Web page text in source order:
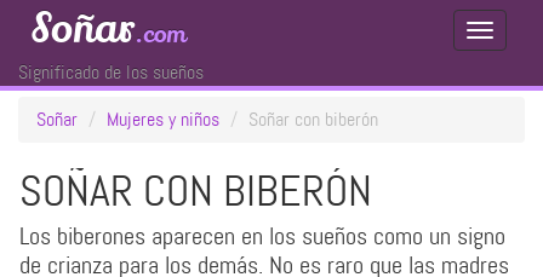
Toggle
Soñar.com
Significado de los sueños
Soñar
Mujeres y niños Soñar con biberón
SOÑAR CON BIBERÓN
Los biberones aparecen en los sueños como un signo
de crianza para los demás. No es raro que las madres